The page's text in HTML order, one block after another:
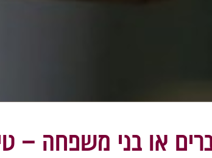
או בני משפחה –